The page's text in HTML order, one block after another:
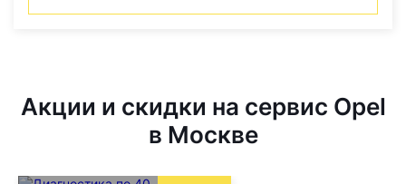
Акции и скидки на сервис Opel
в Москве